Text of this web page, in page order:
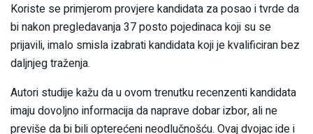
Koriste se primjerom provjere kandidata za posao i tvrde da
bi nakon pregledavanja 37 posto pojedinaca koji su se
prijavili, imalo smisla izabrati kandidata koji je kvalificiran bez
daljnjeg traženja.
Autori studije kažu da u ovom trenutku recenzenti kandidata
imaju dovoljno informacija da naprave dobar izbor, ali ne
previše da bi bili opterećeni neodlučnošću. Ovaj dvojac ide i